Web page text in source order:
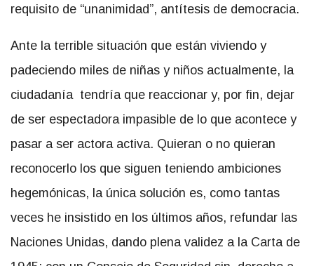
requisito de “unanimidad”, antítesis de democracia.
Ante la terrible situación que están viviendo y
padeciendo miles de niñas y niños actualmente, la
ciudadanía tendría que reaccionar y, por fin, dejar
de ser espectadora impasible de lo que acontece y
pasar a ser actora activa. Quieran o no quieran
reconocerlo los que siguen teniendo ambiciones
hegemónicas, la única solución es, como tantas
veces he insistido en los últimos años, refundar las
Naciones Unidas, dando plena validez a la Carta de